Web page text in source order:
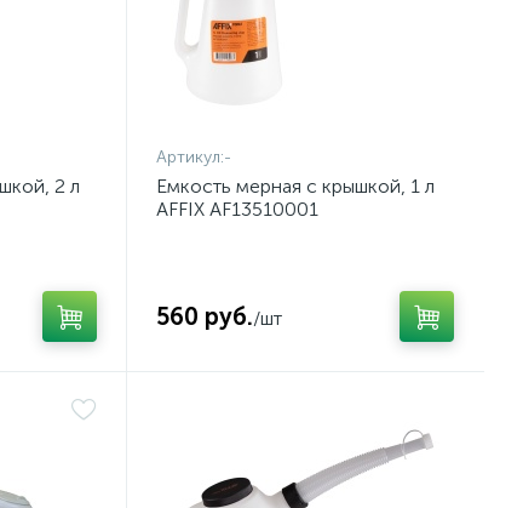
2 л
Артикул:-
Емкость мерная с крышкой, 1 л
AFFIX AF13510001
560 руб./шт